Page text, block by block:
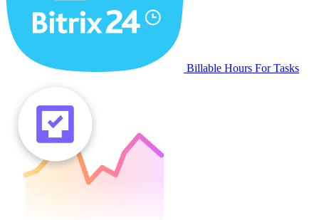
Billable Hours For Tasks